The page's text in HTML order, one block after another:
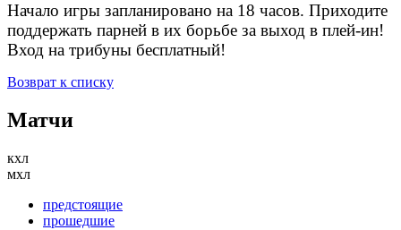
Начало игры запланировано на 18 часов. Приходите
поддержать парней в их борьбе за выход в плей-ин!
Вход на трибуны бесплатный!
Возврат к списку
Матчи
кхл
мхл
предстоящие
прошедшие